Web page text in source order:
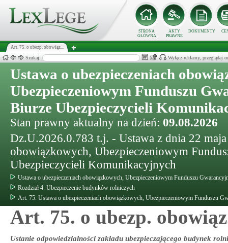
STRONA
GŁÓWNA
AKTY
PRAWNE
DOKUMENTY
Art. 75. o ubezp. obowiąz...
Szukaj: Wyłącz reklamy, przeglądaj
Ustawa o ubezpieczeniach
Ubezpieczeniowym Funduszu
Biurze Ubezpieczycieli
Stan prawny aktualny na dzień: 09.08.2026
Dz.U.2026.0.783 t.j. - Ustawa z dnia 22
obowiązkowych, Ubezpieczeniowym
Ubezpieczycieli Komunikacyjnych
Ustawa o ubezpieczeniach obowiązkowych, Ubezpieczeniowym Funduszu
Rozdział 4. Ubezpieczenie budynków rolniczych
Art. 75. Ustawa o ubezpieczeniach obowiązkowych, Ubezpieczeniowym Funduszu
Art. 75. o ubezp.
Ustanie odpowiedzialności zakładu ubezpieczającego budynek